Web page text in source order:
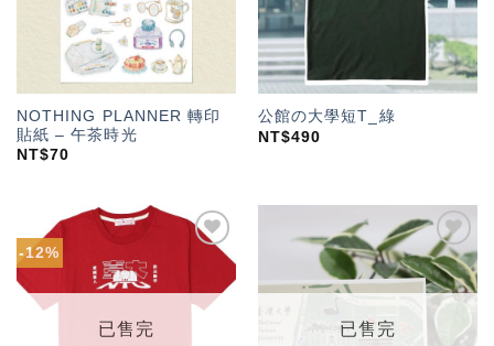
NOTHING PLANNER 轉印
貼紙 – 午茶時光
NT$70
公館の大學短T_綠
NT$490
-12%
望輕
單」
已售完
加入
「願
望輕
單」
已售完